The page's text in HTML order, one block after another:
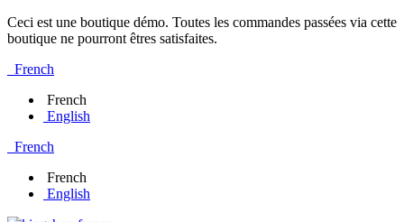
Ceci est une boutique démo. Toutes les commandes passées via cette
boutique ne pourront êtres satisfaites.
French
French
English
French
French
English